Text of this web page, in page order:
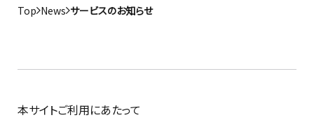
Top News サービスのお知らせ
本サイトご利用にあたって